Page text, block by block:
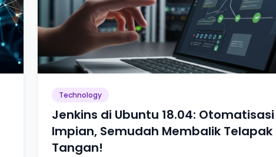
Technology
Jenkins di Ubuntu 18.04: Otomatisasi
Impian, Semudah Membalik Telapak
Tangan!